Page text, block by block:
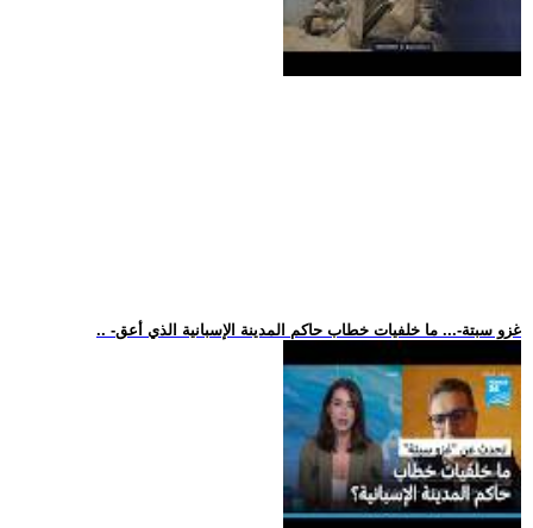
.. -غزو سبتة-... ما خلفيات خطاب حاكم المدينة الإسبانية الذي أعق